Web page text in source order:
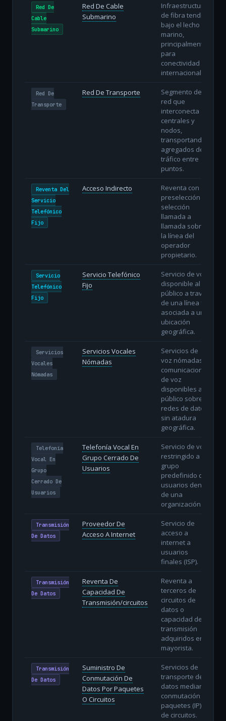
Red De
Cable
Submarino
Red De Cable
Submarino
Infraestructura
de fibra tendida
bajo el lecho
marino,
principalmente
para
conectividad
internacional.
Red De
Transporte
Red De Transporte
Segmento de
red que
interconecta
centrales y
nodos,
transportando
agregados de
tráfico entre
puntos.
Reventa Del
Servicio
Telefónico
Fijo
Acceso Indirecto
Reventa con
preselección o
selección
llamada a
llamada sobre
la línea del
operador
propietario.
Servicio
Telefónico
Fijo
Servicio Telefónico
Fijo
Servicio de voz
disponible al
público a través
de una línea fija
asociada a una
ubicación
geográfica.
Servicios
Vocales
Nómadas
Servicios Vocales
Nómadas
Servicios de
voz nómadas:
comunicaciones
de voz
disponibles al
público sobre
redes de datos
sin atadura
geográfica.
Telefonía
Vocal En
Grupo
Cerrado De
Usuarios
Telefonía Vocal En
Grupo Cerrado De
Usuarios
Servicio de voz
restringido a un
grupo
predefinido de
usuarios dentro
de una
organización.
Transmisión
De Datos
Proveedor De
Acceso A Internet
Servicio de
acceso a
internet a
usuarios
finales (ISP).
Transmisión
De Datos
Reventa De
Capacidad De
Transmisión/circuitos
Reventa a
terceros de
circuitos de
datos o
capacidad de
transmisión
adquiridos en
mayorista.
Transmisión
De Datos
Suministro De
Conmutación De
Datos Por Paquetes
O Circuitos
Servicios de
transporte de
datos mediante
conmutación de
paquetes (IP) o
de circuitos.